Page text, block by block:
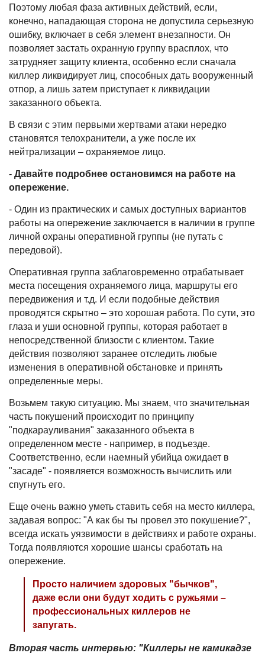
Поэтому любая фаза активных действий, если,
конечно, нападающая сторона не допустила серьезную
ошибку, включает в себя элемент внезапности. Он
позволяет застать охранную группу врасплох, что
затрудняет защиту клиента, особенно если сначала
киллер ликвидирует лиц, способных дать вооруженный
отпор, а лишь затем приступает к ликвидации
заказанного объекта.
В связи с этим первыми жертвами атаки нередко
становятся телохранители, а уже после их
нейтрализации – охраняемое лицо.
- Давайте подробнее остановимся на работе на
опережение.
- Один из практических и самых доступных вариантов
работы на опережение заключается в наличии в группе
личной охраны оперативной группы (не путать с
передовой).
Оперативная группа заблаговременно отрабатывает
места посещения охраняемого лица, маршруты его
передвижения и т.д. И если подобные действия
проводятся скрытно – это хорошая работа. По сути, это
глаза и уши основной группы, которая работает в
непосредственной близости с клиентом. Такие
действия позволяют заранее отследить любые
изменения в оперативной обстановке и принять
определенные меры.
Возьмем такую ситуацию. Мы знаем, что значительная
часть покушений происходит по принципу
"подкарауливания" заказанного объекта в
определенном месте - например, в подъезде.
Соответственно, если наемный убийца ожидает в
"засаде" - появляется возможность вычислить или
спугнуть его.
Еще очень важно уметь ставить себя на место киллера,
задавая вопрос: "А как бы ты провел это покушение?",
всегда искать уязвимости в действиях и работе охраны.
Тогда появляются хорошие шансы сработать на
опережение.
Просто наличием здоровых "бычков",
даже если они будут ходить с ружьями –
профессиональных киллеров не
запугать.
Вторая часть интервью: "Киллеры не камикадзе